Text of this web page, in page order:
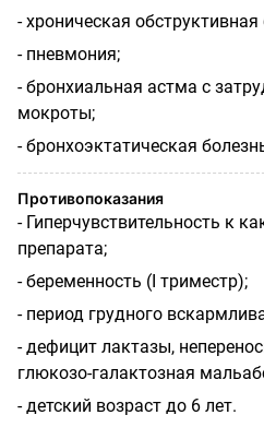
- хроническая
- пневмония;
- бронхиальная астма с
мокроты;
- бронхоэктатическая
Противопоказания
- Гиперчувствительность к
препарата;
- беременность (I триместр);
- период грудного
- дефицит лактазы,
глюкозо-галактозная
- детский возраст до 6 лет.